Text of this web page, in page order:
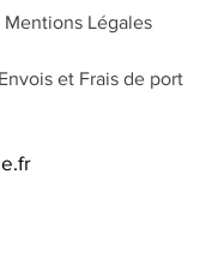
Mentions Légales
Envois et Frais de port